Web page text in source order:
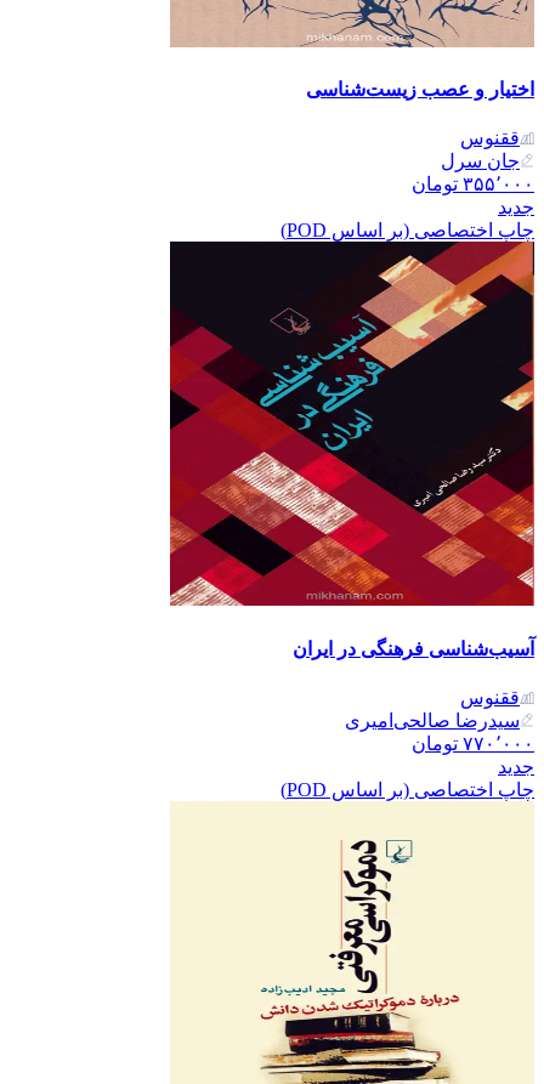
اختیار و عصب زیست‌شناسی
ققنوس
جان سرل
۳۵۵٬۰۰۰ تومان
جدید
چاپ اختصاصی (بر اساس POD)
آسیب‌شناسی فرهنگی در ایران
ققنوس
سیدرضا صالحی‌امیری
۷۷۰٬۰۰۰ تومان
جدید
چاپ اختصاصی (بر اساس POD)